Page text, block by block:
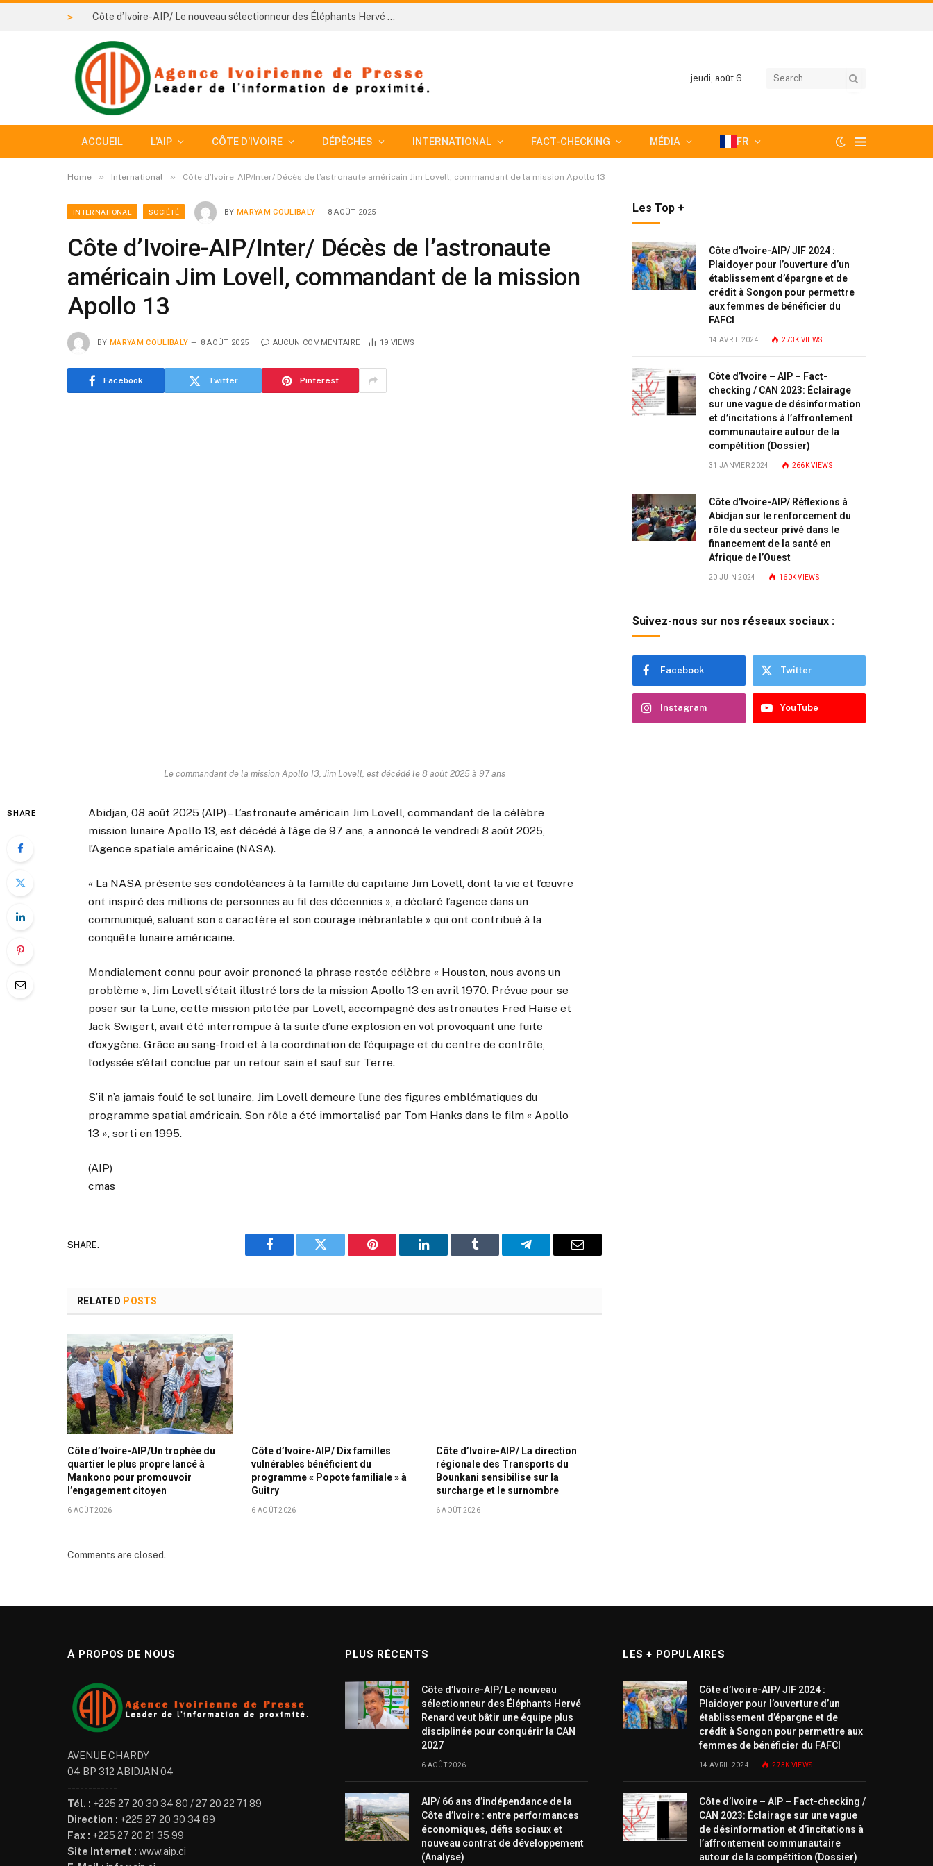
> Côte d’Ivoire-AIP/ Le nouveau sélectionneur des Éléphants Hervé Renard veut bâtir une équipe plus disciplinée pour conquérir la CAN 2027
jeudi, août 6
ACCUEIL L’AIP CÔTE D’IVOIRE DÉPÊCHES INTERNATIONAL FACT-CHECKING MÉDIA FR
Home » International » Côte d’Ivoire-AIP/Inter/ Décès de l’astronaute américain Jim Lovell, commandant de la mission Apollo 13
INTERNATIONAL SOCIÉTÉ BY MARYAM COULIBALY 8 AOÛT 2025
Côte d’Ivoire-AIP/Inter/ Décès de l’astronaute
américain Jim Lovell, commandant de la mission
Apollo 13
BY MARYAM COULIBALY 8 AOÛT 2025 AUCUN COMMENTAIRE 19 VIEWS
Facebook Twitter Pinterest
Le commandant de la mission Apollo 13, Jim Lovell, est décédé le 8 août 2025 à 97 ans
SHARE
Abidjan, 08 août 2025 (AIP) – L’astronaute américain Jim Lovell, commandant de la célèbre
mission lunaire Apollo 13, est décédé à l’âge de 97 ans, a annoncé le vendredi 8 août 2025,
l’Agence spatiale américaine (NASA).
« La NASA présente ses condoléances à la famille du capitaine Jim Lovell, dont la vie et l’œuvre
ont inspiré des millions de personnes au fil des décennies », a déclaré l’agence dans un
communiqué, saluant son « caractère et son courage inébranlable » qui ont contribué à la
conquête lunaire américaine.
Mondialement connu pour avoir prononcé la phrase restée célèbre « Houston, nous avons un
problème », Jim Lovell s’était illustré lors de la mission Apollo 13 en avril 1970. Prévue pour se
poser sur la Lune, cette mission pilotée par Lovell, accompagné des astronautes Fred Haise et
Jack Swigert, avait été interrompue à la suite d’une explosion en vol provoquant une fuite
d’oxygène. Grâce au sang-froid et à la coordination de l’équipage et du centre de contrôle,
l’odyssée s’était conclue par un retour sain et sauf sur Terre.
S’il n’a jamais foulé le sol lunaire, Jim Lovell demeure l’une des figures emblématiques du
programme spatial américain. Son rôle a été immortalisé par Tom Hanks dans le film « Apollo
13 », sorti en 1995.
(AIP)
cmas
SHARE.
Facebook Twitter Pinterest LinkedIn Tumblr Telegram Email
RELATED POSTS
Côte d’Ivoire-AIP/Un trophée du
quartier le plus propre lancé à
Mankono pour promouvoir
l’engagement citoyen
6 AOÛT 2026
Côte d’Ivoire-AIP/ Dix familles
vulnérables bénéficient du
programme « Popote familiale » à
Guitry
6 AOÛT 2026
Côte d’Ivoire-AIP/ La direction
régionale des Transports du
Bounkani sensibilise sur la
surcharge et le surnombre
6 AOÛT 2026
Comments are closed.
Les Top +
Côte d’Ivoire-AIP/ JIF 2024 :
Plaidoyer pour l’ouverture d’un
établissement d’épargne et de
crédit à Songon pour permettre
aux femmes de bénéficier du
FAFCI
14 AVRIL 2024 273K VIEWS
Côte d’Ivoire – AIP – Fact-
checking / CAN 2023: Éclairage
sur une vague de désinformation
et d’incitations à l’affrontement
communautaire autour de la
compétition (Dossier)
31 JANVIER 2024 266KVIEWS
Côte d’Ivoire-AIP/ Réflexions à
Abidjan sur le renforcement du
rôle du secteur privé dans le
financement de la santé en
Afrique de l’Ouest
20 JUIN 2024 160KVIEWS
Suivez-nous sur nos réseaux sociaux :
Facebook Twitter
Instagram YouTube
À PROPOS DE NOUS
AVENUE CHARDY
04 BP 312 ABIDJAN 04
------------
Tél. : +225 27 20 30 34 80 / 27 20 22 71 89
Direction : +225 27 20 30 34 89
Fax : +225 27 20 21 35 99
Site Internet : www.aip.ci
PLUS RÉCENTS
Côte d’Ivoire-AIP/ Le nouveau
sélectionneur des Éléphants Hervé
Renard veut bâtir une équipe plus
disciplinée pour conquérir la CAN
2027
6 AOÛT 2026
AIP/ 66 ans d’indépendance de la
Côte d’Ivoire : entre performances
économiques, défis sociaux et
nouveau contrat de développement
(Analyse)
LES + POPULAIRES
Côte d’Ivoire-AIP/ JIF 2024 :
Plaidoyer pour l’ouverture d’un
établissement d’épargne et de
crédit à Songon pour permettre aux
femmes de bénéficier du FAFCI
14 AVRIL 2024 273K VIEWS
Côte d’Ivoire – AIP – Fact-checking /
CAN 2023: Éclairage sur une vague
de désinformation et d’incitations à
l’affrontement communautaire
autour de la compétition (Dossier)